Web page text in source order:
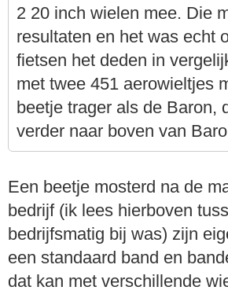
2 20 inch wielen mee. Die
resultaten en het was echt
fietsen het deden in
met twee 451 aerowieltjes
beetje trager als de Baron,
verder naar boven van
Een beetje mosterd na de
bedrijf (ik lees hierboven
bedrijfsmatig bij was) zijn
een standaard band en
dat kan met verschillende